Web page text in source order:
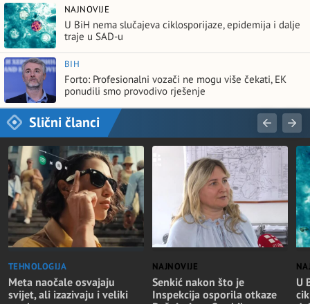
NAJNOVIJE
U BiH nema slučajeva ciklosporijaze, epidemija i dalje
traje u SAD-u
BIH
Forto: Profesionalni vozači ne mogu više čekati, EK
ponudili smo provodivo rješenje
Slični članci
TEHNOLOGIJA
Meta naočale osvajaju
svijet, ali izazivaju i veliki
NAJNOVIJE
Senkić nakon što je
Inspekcija osporila otkaze
U